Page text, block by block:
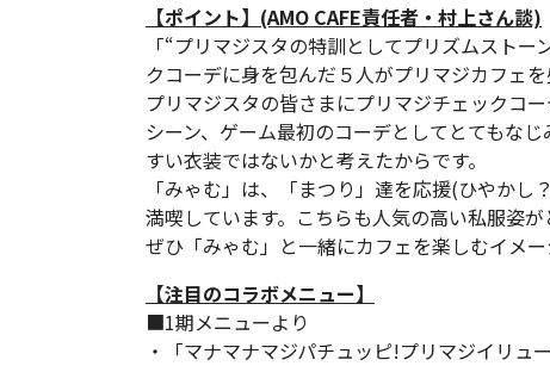
【ポイント】(AMO CAFE責任者・村上さん談)
「“プリマジスタの特訓としてプリズムスト
クコーデに身を包んだ５人がプリマジカフェ
プリマジスタの皆さまにプリマジチェックコ
シーン、ゲーム最初のコーデとしてとてもな
すい衣装ではないかと考えたからです。
「みゃむ」は、「まつり」達を応援(ひやか
満喫しています。こちらも人気の高い私服姿が
ぜひ「みゃむ」と一緒にカフェを楽しむイメ
【注目のコラボメニュー】
■1期メニューより
・「マナマナマジパチュッピ!プリマジイリュ